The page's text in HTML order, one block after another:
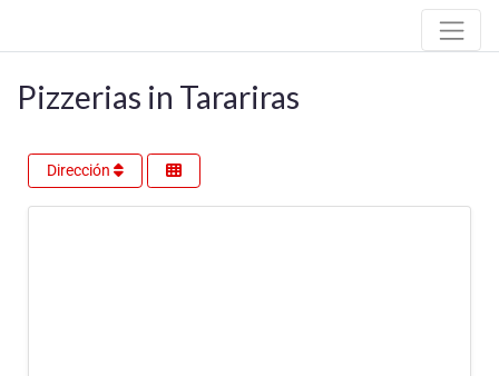
Pizzerias in Tarariras
Dirección